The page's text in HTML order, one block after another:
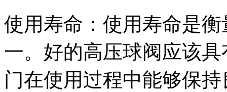
使用寿命：使用寿命是
一。好的高压球阀应该
门在使用过程中能够保